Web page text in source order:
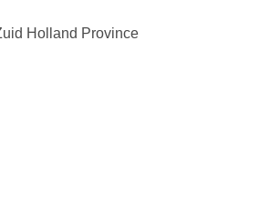
Holland Province